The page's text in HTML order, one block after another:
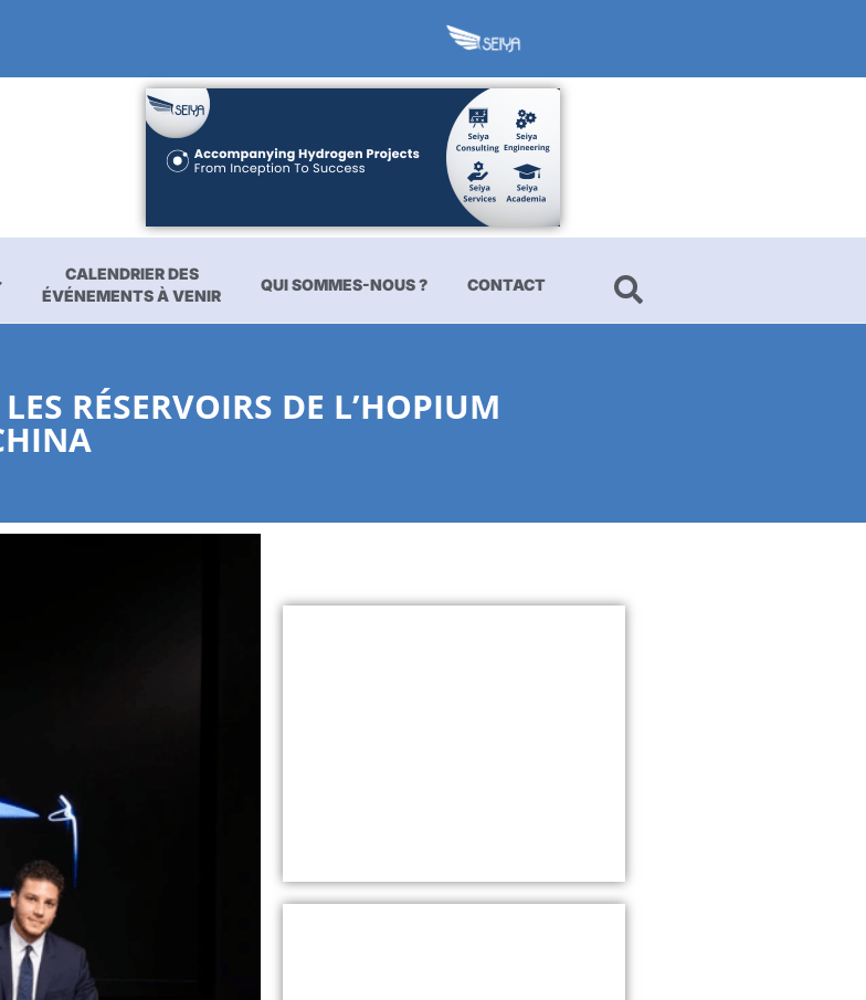
CALENDRIER DES
ÉVÉNEMENTS À VENIR
QUI SOMMES-NOUS ? CONTACT
RÉSERVOIRS DE L’HOPIUM